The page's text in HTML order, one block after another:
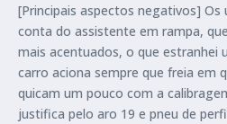
[Principais aspectos negativos]
conta do assistente em rampa,
mais acentuados, o que estranhei
carro aciona sempre que freia em
quicam um pouco com a
justifica pelo aro 19 e pneu de